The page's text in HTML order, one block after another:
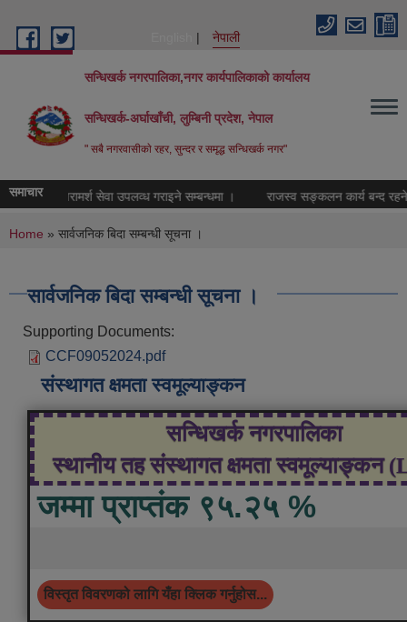
नेपाली
सन्धिखर्क नगरपालिका,नगर कार्यपालिकाको कार्यालय
सन्धिखर्क-अर्घाखाँची, लुम्बिनी प्रदेश, नेपाल
" सबै नगरवासीकाे रहर, सुन्दर र समृद्ध सन्धिखर्क नगर"
समाचार परामर्श सेवा उपलव्ध गराइने सम्बन्धमा । राजस्व सङ्कलन कार्य बन्द रहने
You are here
Home » सार्वजनिक बिदा सम्बन्धी सूचना ।
सार्वजनिक बिदा सम्बन्धी सूचना ।
Supporting Documents:
CCF09052024.pdf
संस्थागत क्षमता स्वमूल्याङ्कन
सन्धिखर्क नगरपालिका
स्थानीय तह संस्थागत क्षमता स्वमूल्याङ्कन
जम्मा प्राप्तंक ९५.२५ %
विस्तृत विवरणको लागि यँहा क्लिक गर्नुहोस...